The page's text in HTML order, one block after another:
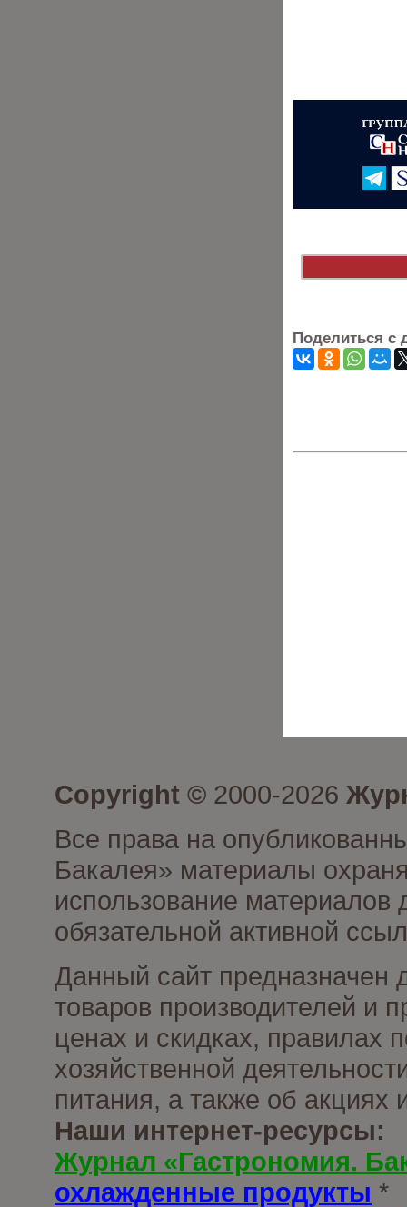
Поделиться с
Copyright © 2000-2026
Все права на
Бакалея» материалы
использование материалов
обязательной активной
Данный сайт предназначен
товаров производителей и
ценах и скидках, правилах
хозяйственной
питания, а также об
Наши интернет-ресурсы:
Журнал «Гастрономия.
охлажденные продукты *